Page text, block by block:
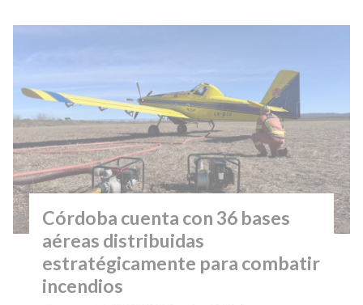
Córdoba cuenta con 36 bases
aéreas distribuidas
estratégicamente para combatir
incendios